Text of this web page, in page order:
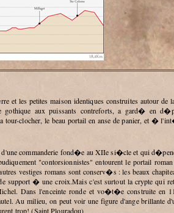
aux puissants contreforts, a gard� en
clocher, le beau portail en anse de panier, et �
"contorsionnistes" entourent le portail
vestiges romans sont conserv�s : les beaux
support � une croix.Mais c'est surtout la crypte qui
Dans l'enceinte ronde et vo�t�e construite en
Au milieu, on peut voir une figure d'ange brillante
trop! (Saint Plouradou)